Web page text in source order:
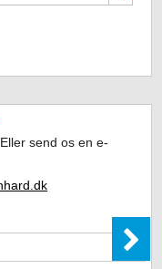
send os en e-